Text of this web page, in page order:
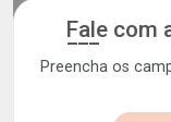
Fale com
Preencha os